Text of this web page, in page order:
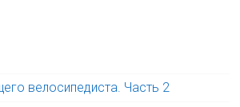
велосипедиста. Часть 2